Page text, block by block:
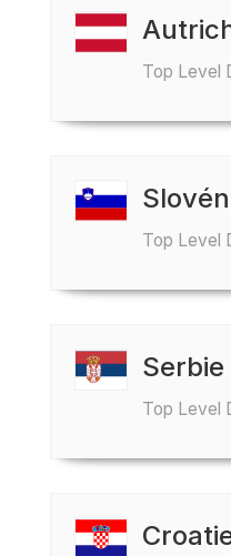
Top Level
Top Level
Serbie
Top Level